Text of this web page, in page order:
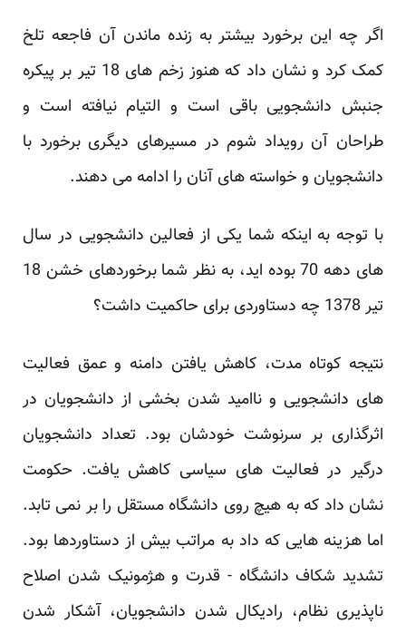
اگر چه این برخورد بیشتر به زنده ماندن آن فاجعه تلخ
کمک کرد و نشان داد که هنوز زخم های 18 تیر بر پیکره
جنبش دانشجویی باقی است و التیام نیافته است و
طراحان آن رویداد شوم در مسیرهای دیگری برخورد با
دانشجویان و خواسته های آنان را ادامه می دهند.
با توجه به اینکه شما یکی از فعالین دانشجویی در سال
های دهه 70 بوده اید، به نظر شما برخوردهای خشن 18
تیر 1378 چه دستاوردی برای حاکمیت داشت؟
نتیجه کوتاه مدت، کاهش یافتن دامنه و عمق فعالیت
های دانشجویی و ناامید شدن بخشی از دانشجویان در
اثرگذاری بر سرنوشت خودشان بود. تعداد دانشجویان
درگیر در فعالیت های سیاسی کاهش یافت. حکومت
نشان داد که به هیچ روی دانشگاه مستقل را بر نمی تابد.
اما هزینه هایی که داد به مراتب بیش از دستاوردها بود.
تشدید شکاف دانشگاه - قدرت و هژمونیک شدن اصلاح
ناپذیری نظام، رادیکال شدن دانشجویان، آشکار شدن